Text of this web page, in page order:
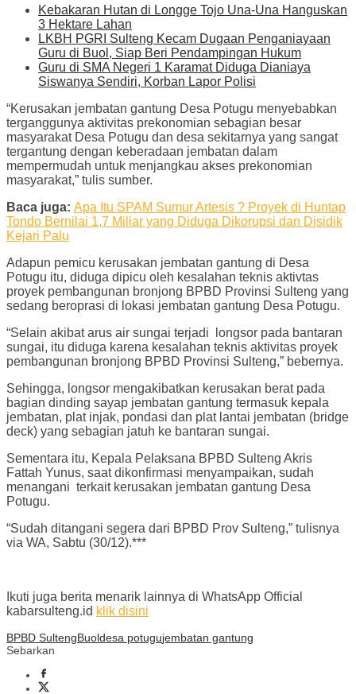
Kebakaran Hutan di Longge Tojo Una-Una Hanguskan
3 Hektare Lahan
LKBH PGRI Sulteng Kecam Dugaan Penganiayaan
Guru di Buol, Siap Beri Pendampingan Hukum
Guru di SMA Negeri 1 Karamat Diduga Dianiaya
Siswanya Sendiri, Korban Lapor Polisi
“Kerusakan jembatan gantung Desa Potugu menyebabkan
terganggunya aktivitas prekonomian sebagian besar
masyarakat Desa Potugu dan desa sekitarnya yang sangat
tergantung dengan keberadaan jembatan dalam
mempermudah untuk menjangkau akses prekonomian
masyarakat,” tulis sumber.
Baca juga: Apa Itu SPAM Sumur Artesis ? Proyek di Huntap
Tondo Bernilai 1,7 Miliar yang Diduga Dikorupsi dan Disidik
Kejari Palu
Adapun pemicu kerusakan jembatan gantung di Desa
Potugu itu, diduga dipicu oleh kesalahan teknis aktivtas
proyek pembangunan bronjong BPBD Provinsi Sulteng yang
sedang beroprasi di lokasi jembatan gantung Desa Potugu.
“Selain akibat arus air sungai terjadi longsor pada bantaran
sungai, itu diduga karena kesalahan teknis aktivitas proyek
pembangunan bronjong BPBD Provinsi Sulteng,” bebernya.
Sehingga, longsor mengakibatkan kerusakan berat pada
bagian dinding sayap jembatan gantung termasuk kepala
jembatan, plat injak, pondasi dan plat lantai jembatan (bridge
deck) yang sebagian jatuh ke bantaran sungai.
Sementara itu, Kepala Pelaksana BPBD Sulteng Akris
Fattah Yunus, saat dikonfirmasi menyampaikan, sudah
menangani terkait kerusakan jembatan gantung Desa
Potugu.
“Sudah ditangani segera dari BPBD Prov Sulteng,” tulisnya
via WA, Sabtu (30/12).***
Ikuti juga berita menarik lainnya di WhatsApp Official
kabarsulteng.id klik disini
BPBD SultengBuoldesa potugujembatan gantung
Sebarkan